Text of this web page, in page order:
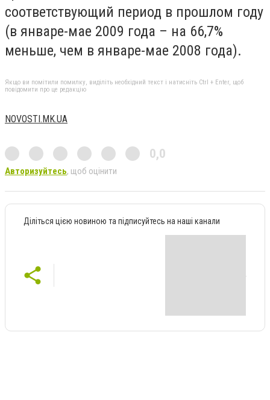
соответствующий период в прошлом году
(в январе-мае 2009 года – на 66,7%
меньше, чем в январе-мае 2008 года).
Якщо ви помітили помилку, виділіть необхідний текст і натисніть Ctrl + Enter, щоб
повідомити про це редакцію
NOVOSTI.MK.UA
0,0
Авторизуйтесь, щоб оцінити
Діліться цією новиною та підписуйтесь на наші канали